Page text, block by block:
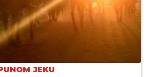
JEKU